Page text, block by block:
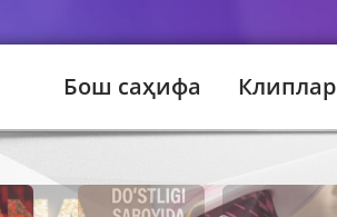
Бош саҳифа Клиплар